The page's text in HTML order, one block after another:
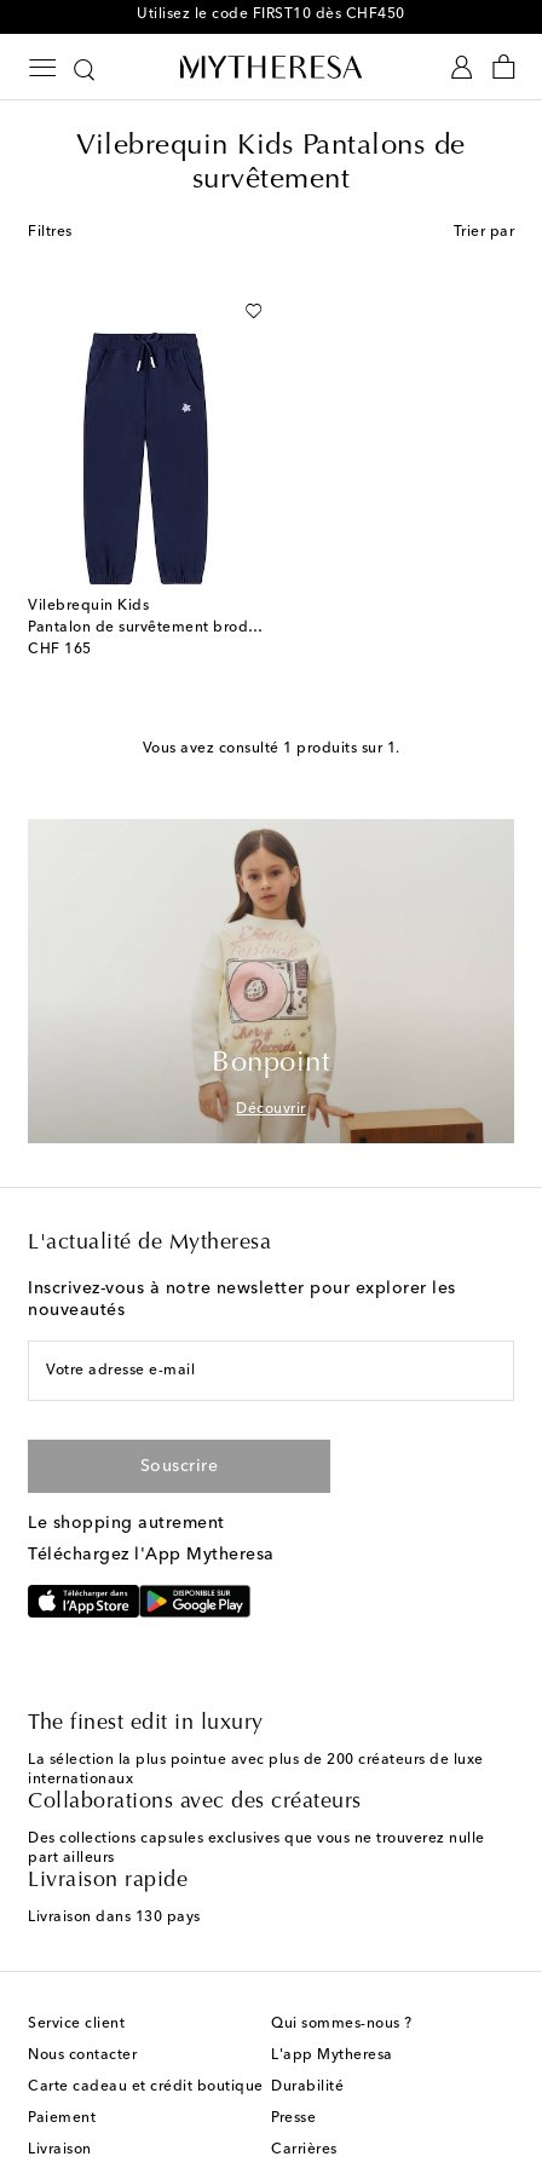
Utilisez le code FIRST10 dès CHF450
Vilebrequin Kids Pantalons de
survêtement
Filtres Trier par
Vilebrequin Kids
Pantalon de survêtement brodé en coton
CHF 165
original price
Vous avez consulté 1 produits sur 1.
Bonpoint
Découvrir
L'actualité de Mytheresa
Inscrivez-vous à notre newsletter pour explorer les
nouveautés
Votre adresse e-mail
Souscrire
Le shopping autrement
Téléchargez l'App Mytheresa
The finest edit in luxury
La sélection la plus pointue avec plus de 200 créateurs de luxe
internationaux
Collaborations avec des créateurs
Des collections capsules exclusives que vous ne trouverez nulle
part ailleurs
Livraison rapide
Livraison dans 130 pays
Service client
Nous contacter
Carte cadeau et crédit boutique
Paiement
Livraison
Qui sommes-nous ?
L'app Mytheresa
Durabilité
Presse
Carrières